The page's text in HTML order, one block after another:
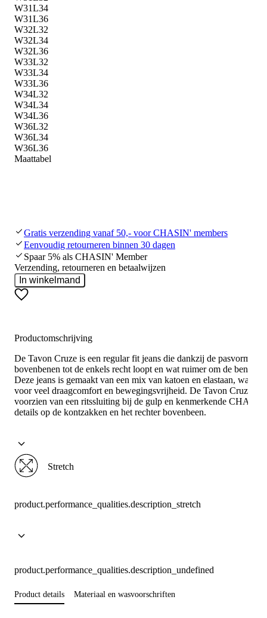
W31L34
W31L36
W32L32
W32L34
W32L36
W33L32
W33L34
W33L36
W34L32
W34L34
W34L36
W36L32
W36L34
W36L36
Maattabel
Gratis verzending vanaf 50,- voor CHASIN' members
Eenvoudig retourneren binnen 30 dagen
Spaar 5% als CHASIN' Member
Verzending, retourneren en betaalwijzen
In winkelmand
Productomschrijving
De Tavon Cruze is een regular fit jeans die dankzij de pasvorm
bovenbenen tot de enkels recht loopt en wat ruimer om de benen
Deze jeans is gemaakt van een mix van katoen en elastaan, wat
voor veel draagcomfort en bewegingsvrijheid. De Tavon Cruze is
voorzien van een ritssluiting bij de gulp en kenmerkende CHASIN'
details op de kontzakken en het rechter bovenbeen.
Stretch
product.performance_qualities.description_stretch
product.performance_qualities.description_undefined
Product details Materiaal en wasvoorschriften